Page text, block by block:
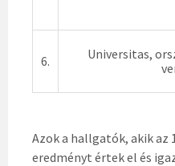
6.
Universitas,
Azok a hallgatók, akik
eredményt értek el és